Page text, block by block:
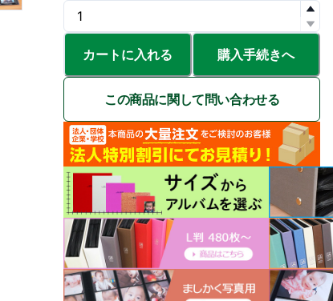
カートに入れる 購入手続きへ
この商品に関して問い合わせる